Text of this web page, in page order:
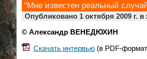
"Мне известен реальный
Опубликовано 1 октября 2009 г.
© Александр ВЕНЕДЮХИН
Скачать интервью (в PDF-